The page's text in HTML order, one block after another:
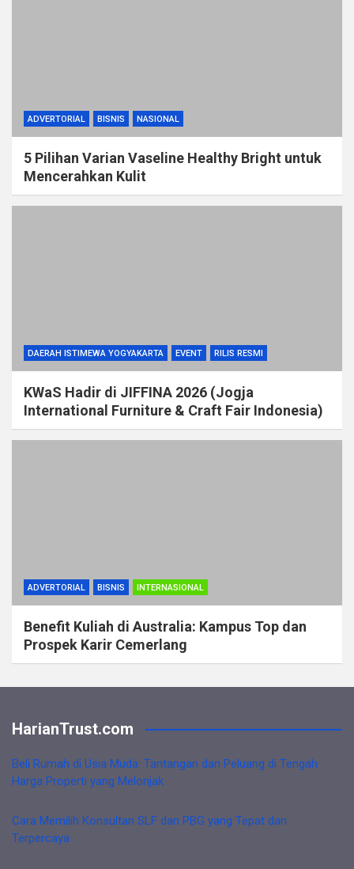
ADVERTORIAL BISNIS NASIONAL
5 Pilihan Varian Vaseline Healthy Bright untuk
Mencerahkan Kulit
DAERAH ISTIMEWA YOGYAKARTA EVENT RILIS RESMI
KWaS Hadir di JIFFINA 2026 (Jogja
International Furniture & Craft Fair Indonesia)
ADVERTORIAL BISNIS INTERNASIONAL
Benefit Kuliah di Australia: Kampus Top dan
Prospek Karir Cemerlang
HarianTrust.com
Beli Rumah di Usia Muda: Tantangan dan Peluang di Tengah
Harga Properti yang Melonjak
Cara Memilih Konsultan SLF dan PBG yang Tepat dan
Terpercaya